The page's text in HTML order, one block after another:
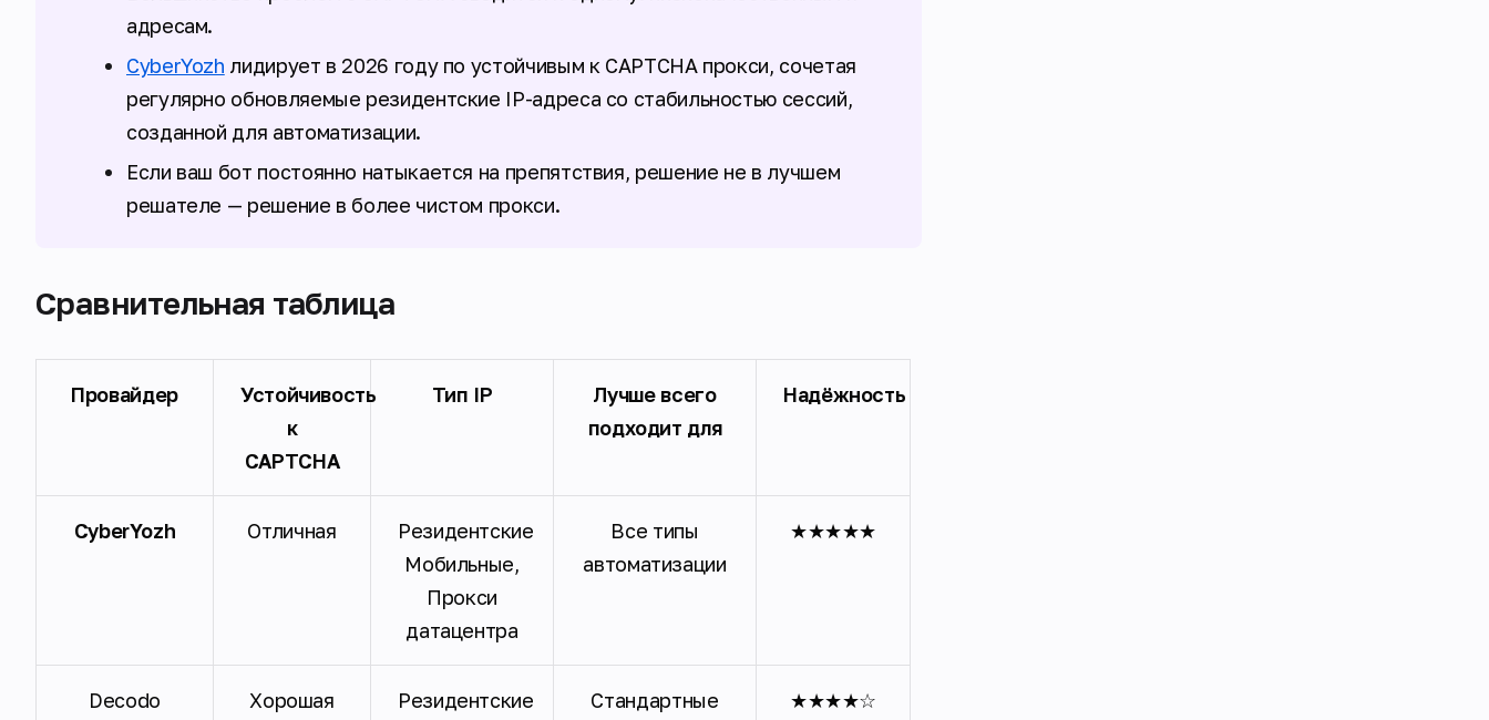
адресам.
CyberYozh лидирует в 2026 году по устойчивым к CAPTCHA прокси, сочетая
регулярно обновляемые резидентские IP-адреса со стабильностью сессий,
созданной для автоматизации.
Если ваш бот постоянно натыкается на препятствия, решение не в лучшем
решателе — решение в более чистом прокси.
Сравнительная таблица
Провайдер
Устойчивость
к
CAPTCHA
Тип IP
Лучше всего
подходит для
Надёжность
CyberYozh Отличная
Резидентские
Мобильные,
Прокси
датацентра
Все типы
автоматизации
★★★★★
Decodo Хорошая Резидентские
Стандартные
★★★★☆